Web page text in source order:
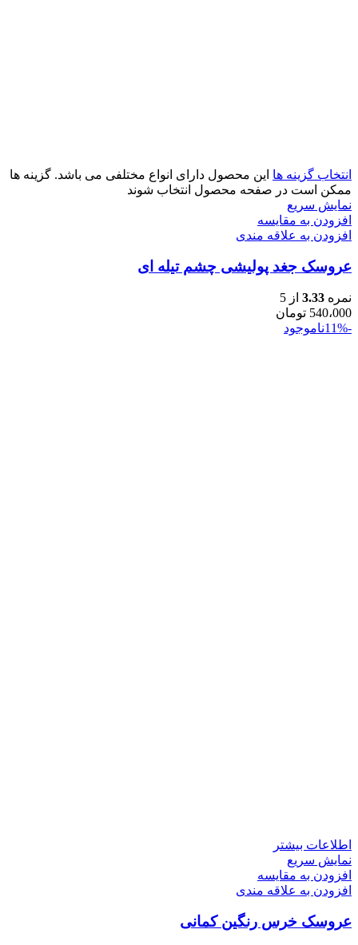
انتخاب گزینه ها این محصول دارای انواع مختلفی می باشد. گزینه ها
ممکن است در صفحه محصول انتخاب شوند
نمایش سریع
افزودن به مقایسه
افزودن به علاقه مندی
عروسک جغد پولیشی چشم تیله ای
نمره 3.33 از 5
540،000 تومان
-11%
ناموجود
اطلاعات بیشتر
نمایش سریع
افزودن به مقایسه
افزودن به علاقه مندی
عروسک خرس رنگین کمانی